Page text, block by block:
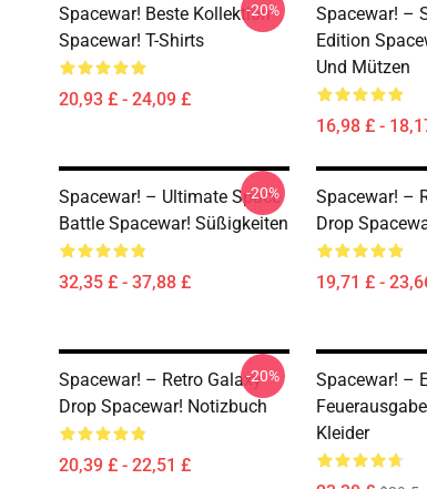
Spacewar! Beste Kollektion
Spacewar! T-Shirts
20,93 £ - 24,09 £
-20%
Spacewar! –
Edition
Und Mützen
16,98 £ -
Spacewar! – Ultimate Space
Battle Spacewar! Süßigkeiten
32,35 £ - 37,88 £
-20%
Spacewar! –
Drop
19,71 £ -
Spacewar! – Retro Galaxy
Drop Spacewar! Notizbuch
20,39 £ - 22,51 £
-20%
Spacewar! –
Kleider